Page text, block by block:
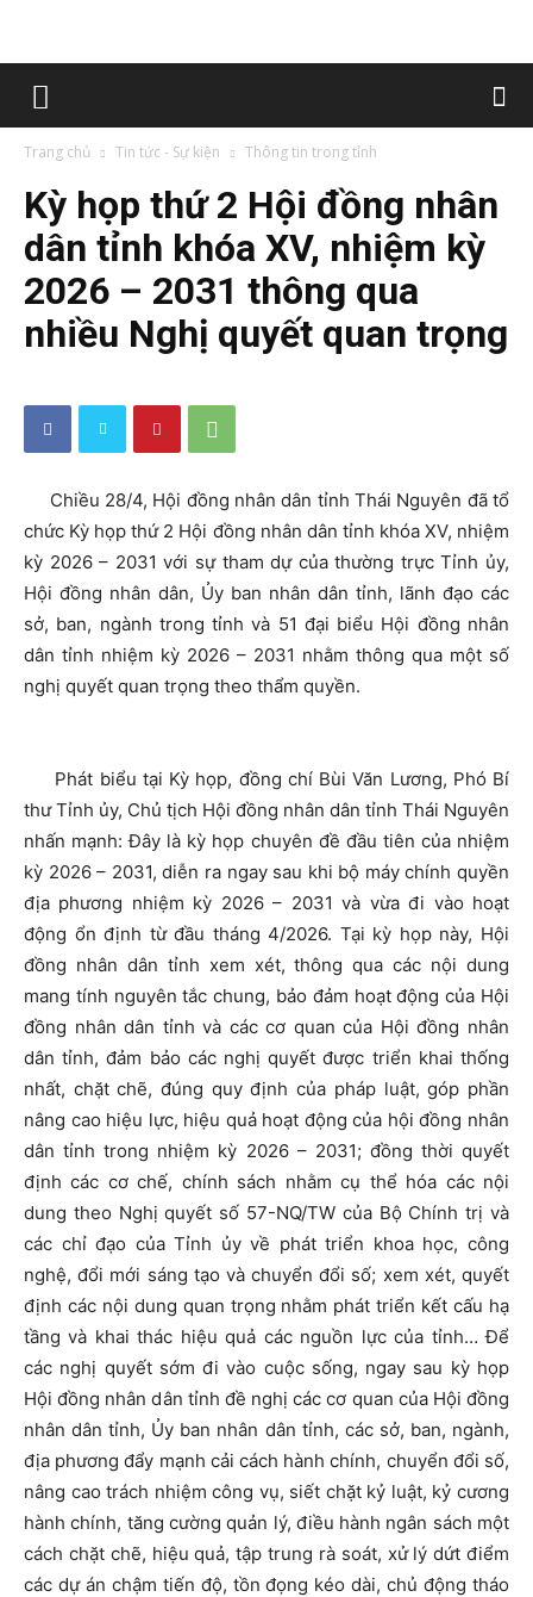
Trang chủ Tin tức - Sự kiện Thông tin trong tỉnh
Kỳ họp thứ 2 Hội đồng nhân
dân tỉnh khóa XV, nhiệm kỳ
2026 – 2031 thông qua
nhiều Nghị quyết quan trọng
Chiều 28/4, Hội đồng nhân dân tỉnh Thái Nguyên đã tổ
chức Kỳ họp thứ 2 Hội đồng nhân dân tỉnh khóa XV, nhiệm
kỳ 2026 – 2031 với sự tham dự của thường trực Tỉnh ủy,
Hội đồng nhân dân, Ủy ban nhân dân tỉnh, lãnh đạo các
sở, ban, ngành trong tỉnh và 51 đại biểu Hội đồng nhân
dân tỉnh nhiệm kỳ 2026 – 2031 nhằm thông qua một số
nghị quyết quan trọng theo thẩm quyền.
Phát biểu tại Kỳ họp, đồng chí Bùi Văn Lương, Phó Bí
thư Tỉnh ủy, Chủ tịch Hội đồng nhân dân tỉnh Thái Nguyên
nhấn mạnh: Đây là kỳ họp chuyên đề đầu tiên của nhiệm
kỳ 2026 – 2031, diễn ra ngay sau khi bộ máy chính quyền
địa phương nhiệm kỳ 2026 – 2031 và vừa đi vào hoạt
động ổn định từ đầu tháng 4/2026. Tại kỳ họp này, Hội
đồng nhân dân tỉnh xem xét, thông qua các nội dung
mang tính nguyên tắc chung, bảo đảm hoạt động của Hội
đồng nhân dân tỉnh và các cơ quan của Hội đồng nhân
dân tỉnh, đảm bảo các nghị quyết được triển khai thống
nhất, chặt chẽ, đúng quy định của pháp luật, góp phần
nâng cao hiệu lực, hiệu quả hoạt động của hội đồng nhân
dân tỉnh trong nhiệm kỳ 2026 – 2031; đồng thời quyết
định các cơ chế, chính sách nhằm cụ thể hóa các nội
dung theo Nghị quyết số 57-NQ/TW của Bộ Chính trị và
các chỉ đạo của Tỉnh ủy về phát triển khoa học, công
nghệ, đổi mới sáng tạo và chuyển đổi số; xem xét, quyết
định các nội dung quan trọng nhằm phát triển kết cấu hạ
tầng và khai thác hiệu quả các nguồn lực của tỉnh… Để
các nghị quyết sớm đi vào cuộc sống, ngay sau kỳ họp
Hội đồng nhân dân tỉnh đề nghị các cơ quan của Hội đồng
nhân dân tỉnh, Ủy ban nhân dân tỉnh, các sở, ban, ngành,
địa phương đẩy mạnh cải cách hành chính, chuyển đổi số,
nâng cao trách nhiệm công vụ, siết chặt kỷ luật, kỷ cương
hành chính, tăng cường quản lý, điều hành ngân sách một
cách chặt chẽ, hiệu quả, tập trung rà soát, xử lý dứt điểm
các dự án chậm tiến độ, tồn đọng kéo dài, chủ động tháo